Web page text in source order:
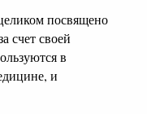
посвящено
счет своей
в
и